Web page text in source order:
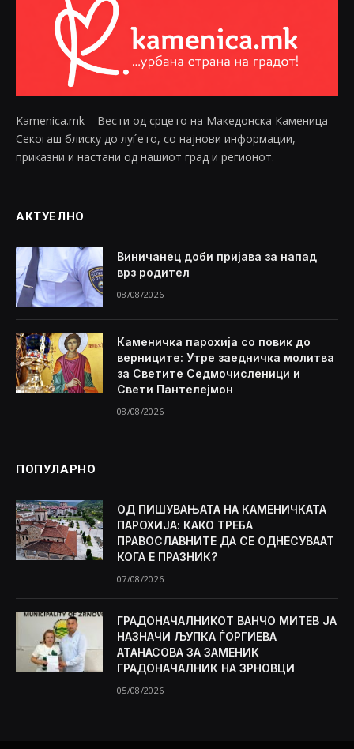
Kamenica.mk – Вести од срцето на Македонска Каменица
Секогаш блиску до луѓето, со најнови информации,
приказни и настани од нашиот град и регионот.
АКТУЕЛНО
Виничанец доби пријава за напад
врз родител
08/08/2026
Каменичка парохија со повик до
верниците: Утре заедничка молитва
за Светите Седмочисленици и
Свети Пантелејмон
08/08/2026
ПОПУЛАРНО
ОД ПИШУВАЊАТА НА КАМЕНИЧКАТА
ПАРОХИЈА: КАКО ТРЕБА
ПРАВОСЛАВНИТЕ ДА СЕ ОДНЕСУВААТ
КОГА Е ПРАЗНИК?
07/08/2026
ГРАДОНАЧАЛНИКОТ ВАНЧО МИТЕВ ЈА
НАЗНАЧИ ЉУПКА ЃОРГИЕВА
АТАНАСОВА ЗА ЗАМЕНИК
ГРАДОНАЧАЛНИК НА ЗРНОВЦИ
05/08/2026